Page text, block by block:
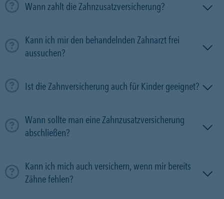
Wann zahlt die Zahnzusatzversicherung?
Kann ich mir den behandelnden Zahnarzt frei
aussuchen?
Ist die Zahnversicherung auch für Kinder geeignet?
Wann sollte man eine Zahnzusatzversicherung
abschließen?
Kann ich mich auch versichern, wenn mir bereits
Zähne fehlen?